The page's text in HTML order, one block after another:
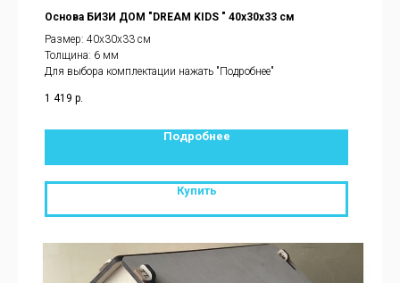
Основа БИЗИ ДОМ "DREAM KIDS " 40х30х33 см
Размер: 40х30х33 см
Толщина: 6 мм
Для выбора комплектации нажать "Подробнее"
1 419 р.
Подробнее
Купить